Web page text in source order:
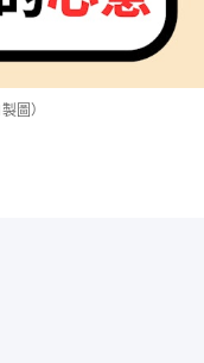
圖）